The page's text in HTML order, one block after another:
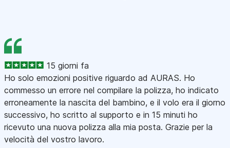
15 giorni fa
Ho solo emozioni positive riguardo ad AURAS. Ho
commesso un errore nel compilare la polizza, ho indicato
erroneamente la nascita del bambino, e il volo era il giorno
successivo, ho scritto al supporto e in 15 minuti ho
ricevuto una nuova polizza alla mia posta. Grazie per la
velocità del vostro lavoro.